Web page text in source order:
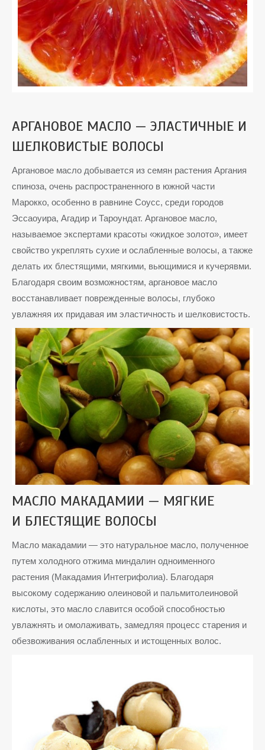
АРГАНОВОЕ МАСЛО — ЭЛАСТИЧНЫЕ И
ШЕЛКОВИСТЫЕ ВОЛОСЫ
Аргановое масло добывается из семян растения Аргания
спиноза, очень распространенного в южной части
Марокко, особенно в равнине Соусс, среди городов
Эссаоуира, Агадир и Тароундат. Аргановое масло,
называемое экспертами красоты «жидкое золото», имеет
свойство укреплять сухие и ослабленные волосы, а также
делать их блестящими, мягкими, вьющимися и кучерявми.
Благодаря своим возможностям, аргановое масло
восстанавливает поврежденные волосы, глубоко
увлажняя их придавая им эластичность и шелковистость.
МАСЛО МАКАДАМИИ — МЯГКИЕ
И БЛЕСТЯЩИЕ ВОЛОСЫ
Масло макадамии — это натуральное масло, полученное
путем холодного отжима миндалин одноименного
растения (Макадамия Интегрифолиа). Благодаря
высокому содержанию олеиновой и пальмитолеиновой
кислоты, это масло славится особой способностью
увлажнять и омолаживать, замедляя процесс старения и
обезвоживания ослабленных и истощенных волос.